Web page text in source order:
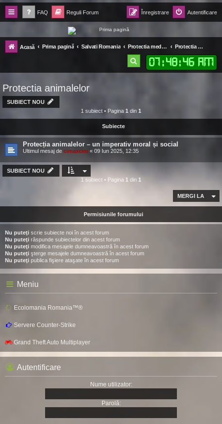
FAQ Reguli Forum Autentificare
Înregistrare
Forum Ecolomania™®
-= Idei pentru viitor =-
Acasă Prima pagină Salvati Romania Protectia mediului Protectia animalelor
07:48:47 AM
ă
Protectia animalelor
SUBIECT NOU
1 subiect • Pagina 1 din 1
Subiecte
Protecția animalelor – un imperativ moral și social
Ultimul mesaj de cimaxcim « 09 Iun 2025, 12:35
SUBIECT NOU
1 subiect • Pagina 1 din 1
MERGI LA
Permisiunile forumului
Nu puteţi scrie subiecte noi în acest forum
Nu puteţi răspunde subiectelor din acest forum
Nu puteţi modifica mesajele dumneavoastră în acest forum
Nu puteţi şterge mesajele dumneavoastră în acest forum
Nu puteţi publica fişiere ataşate în acest forum
Meniu
Ecolomania Romania™®
Servere Counter-Strike
Grand Theft Auto Multiplayer
Autentificare
Nume utilizator:
Parolă: